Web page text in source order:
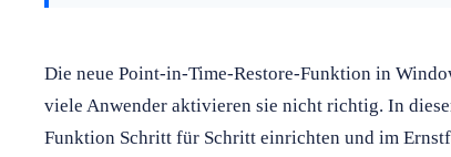
Die neue Point-in-Time-Restore-Funktion in
viele Anwender aktivieren sie nicht richtig. In
Funktion Schritt für Schritt einrichten und im